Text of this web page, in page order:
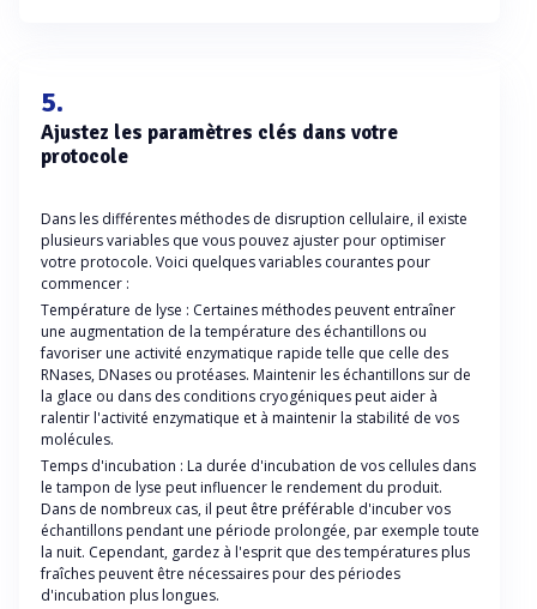
5.
Ajustez les paramètres clés dans votre
protocole
Dans les différentes méthodes de disruption cellulaire, il existe
plusieurs variables que vous pouvez ajuster pour optimiser
votre protocole. Voici quelques variables courantes pour
commencer :
Température de lyse : Certaines méthodes peuvent entraîner
une augmentation de la température des échantillons ou
favoriser une activité enzymatique rapide telle que celle des
RNases, DNases ou protéases. Maintenir les échantillons sur de
la glace ou dans des conditions cryogéniques peut aider à
ralentir l'activité enzymatique et à maintenir la stabilité de vos
molécules.
Temps d'incubation : La durée d'incubation de vos cellules dans
le tampon de lyse peut influencer le rendement du produit.
Dans de nombreux cas, il peut être préférable d'incuber vos
échantillons pendant une période prolongée, par exemple toute
la nuit. Cependant, gardez à l'esprit que des températures plus
fraîches peuvent être nécessaires pour des périodes
d'incubation plus longues.